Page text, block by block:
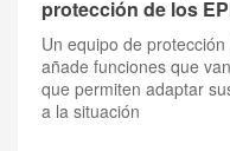
protección de los
Un equipo de
añade funciones que
que permiten adaptar
a la situación